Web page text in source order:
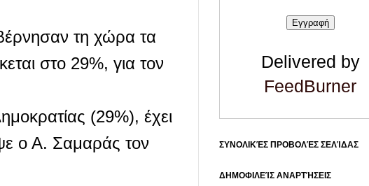
τη χώρα τα
στο 29%, για τον
(29%), έχει
ο Α. Σαμαράς τον
Delivered by
FeedBurner
ΣΥΝΟΛΙΚΈΣ ΠΡΟΒΟΛΈΣ ΣΕΛΊΔΑΣ
ΔΗΜΟΦΙΛΕΊΣ ΑΝΑΡΤΉΣΕΙΣ